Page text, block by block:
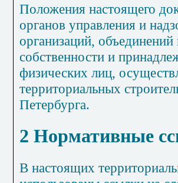
Положения настоящего
органов управления и
организаций,
собственности и
физических лиц,
территориальных
Петербурга.
2 Нормативные
В настоящих